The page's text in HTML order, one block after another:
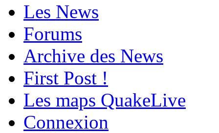
Les News
Forums
Archive des News
First Post !
Les maps QuakeLive
Connexion